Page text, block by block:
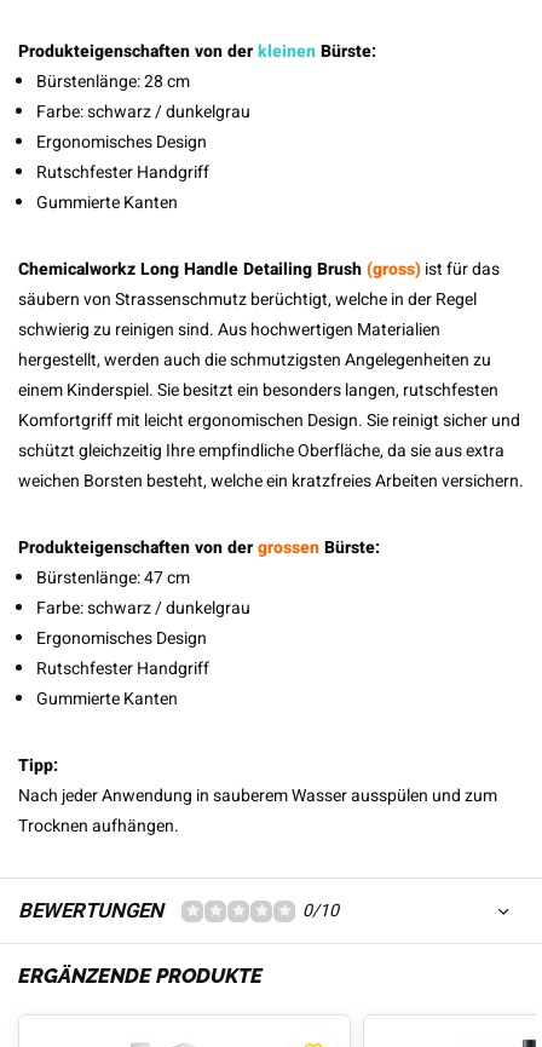
Produkteigenschaften von derkleinenBürste:
Bürstenlänge: 28 cm
Farbe: schwarz / dunkelgrau
Ergonomisches Design
Rutschfester Handgriff
Gummierte Kanten
Chemicalworkz Long Handle Detailing Brush(gross)ist für das
säubern von Strassenschmutz berüchtigt, welche in der Regel
schwierig zu reinigen sind. Aus hochwertigen Materialien
hergestellt, werden auch die schmutzigsten Angelegenheiten zu
einem Kinderspiel. Sie besitzt ein besonders langen, rutschfesten
Komfortgriff mit leicht ergonomischen Design. Sie reinigt sicher und
schützt gleichzeitig Ihre empfindliche Oberfläche, da sie aus extra
weichen Borsten besteht, welche ein kratzfreies Arbeiten versichern.
Produkteigenschaften von dergrossenBürste:
Bürstenlänge: 47 cm
Farbe: schwarz / dunkelgrau
Ergonomisches Design
Rutschfester Handgriff
Gummierte Kanten
Tipp:
Nach jeder Anwendung in sauberem Wasser ausspülen und zum
Trocknen aufhängen.
BEWERTUNGEN 0/10
ERGÄNZENDE PRODUKTE